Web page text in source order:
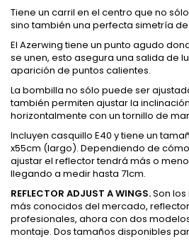
Tiene un carril en el centro que no
sino también una perfecta simetría
El Azerwing tiene un punto agudo
se unen, esto asegura una salida de
aparición de puntos calientes.
La bombilla no sólo puede ser
también permiten ajustar la
horizontalmente con un tornillo de
Incluyen casquillo E40 y tiene un
x55cm (largo). Dependiendo de
ajustar el reflector tendrá más o
llegando a medir hasta 71cm.
REFLECTOR ADJUST A WINGS.Son
más conocidos del mercado,
profesionales, ahora con dos
montaje. Dos tamaños disponibles